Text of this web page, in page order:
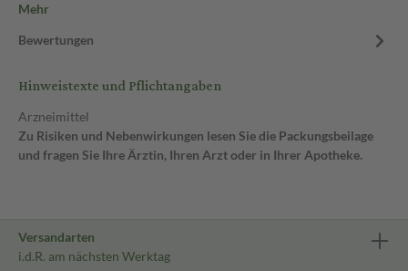
Mehr
Bewertungen
Hinweistexte und Pflichtangaben
Arzneimittel
Zu Risiken und Nebenwirkungen lesen Sie die Packungsbeilage
und fragen Sie Ihre Ärztin, Ihren Arzt oder in Ihrer Apotheke.
Versandarten
i.d.R. am nächsten Werktag